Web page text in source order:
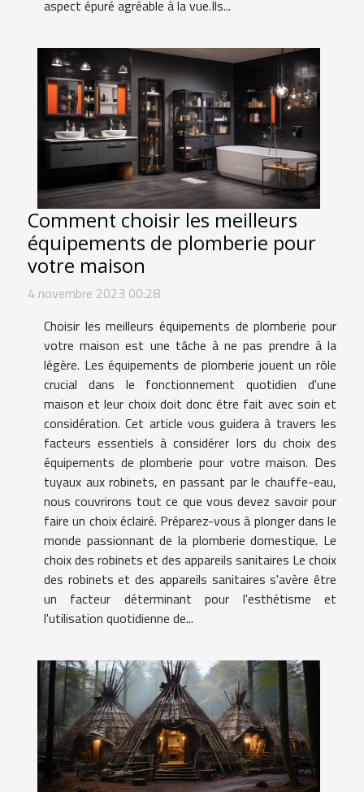
aspect épuré agréable à la vue.Ils...
Comment choisir les meilleurs
équipements de plomberie pour
votre maison
4 novembre 2023 00:28
Choisir les meilleurs équipements de plomberie pour
votre maison est une tâche à ne pas prendre à la
légère. Les équipements de plomberie jouent un rôle
crucial dans le fonctionnement quotidien d'une
maison et leur choix doit donc être fait avec soin et
considération. Cet article vous guidera à travers les
facteurs essentiels à considérer lors du choix des
équipements de plomberie pour votre maison. Des
tuyaux aux robinets, en passant par le chauffe-eau,
nous couvrirons tout ce que vous devez savoir pour
faire un choix éclairé. Préparez-vous à plonger dans le
monde passionnant de la plomberie domestique. Le
choix des robinets et des appareils sanitaires Le choix
des robinets et des appareils sanitaires s'avère être
un facteur déterminant pour l'esthétisme et
l'utilisation quotidienne de...